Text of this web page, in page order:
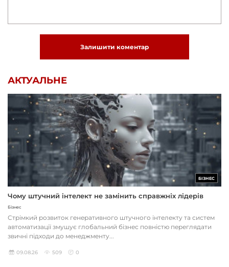
Залишити коментар
АКТУАЛЬНЕ
БІЗНЕС
Чому штучний інтелект не замінить справжніх лідерів
Бізнес
Стрімкий розвиток генеративного штучного інтелекту та систем
автоматизації змушує глобальний бізнес повністю переглядати
звичні підходи до менеджменту...
09.08.26 509 0